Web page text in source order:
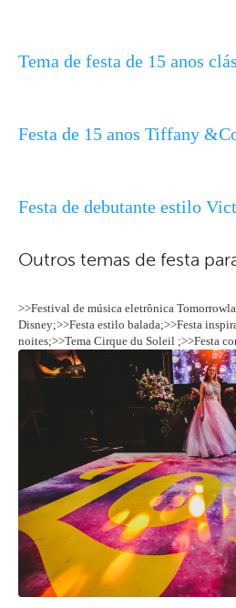
Tema de festa de 15 anos
Festa de 15 anos Tiffany
Festa de debutante estilo
Outros temas de festa
>>Festival de música eletrônica
Disney;>>Festa estilo balada;>>Festa
noites;>>Tema Cirque du Soleil ;>>Festa